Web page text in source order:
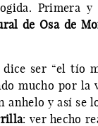
Primera
de Osa de
dice ser “el tío
mucho por la
anhelo y así se
: ver hecho